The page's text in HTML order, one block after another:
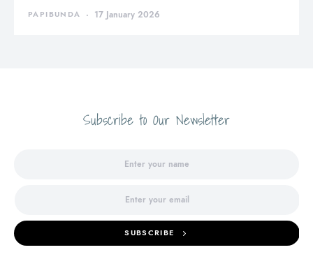
PAPIBUNDA 17 January 2026
Subscribe to Our Newsletter
SUBSCRIBE